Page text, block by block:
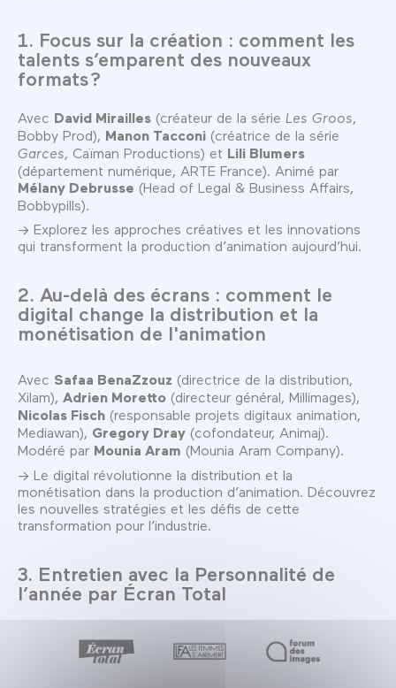
1. Focus sur la création : comment les
talents s’emparent des nouveaux
formats ?
Avec David Mirailles (créateur de la série Les Groos,
Bobby Prod), Manon Tacconi (créatrice de la série
Garces, Caïman Productions) et Lili Blumers
(département numérique, ARTE France). Animé par
Mélany Debrusse (Head of Legal & Business Affairs,
Bobbypills).
→ Explorez les approches créatives et les innovations
qui transforment la production d’animation aujourd’hui.
2. Au-delà des écrans : comment le
digital change la distribution et la
monétisation de l'animation
Avec Safaa BenaZzouz (directrice de la distribution,
Xilam), Adrien Moretto (directeur général, Millimages),
Nicolas Fisch (responsable projets digitaux animation,
Mediawan), Gregory Dray (cofondateur, Animaj).
Modéré par Mounia Aram (Mounia Aram Company).
→ Le digital révolutionne la distribution et la
monétisation dans la production d’animation. Découvrez
les nouvelles stratégies et les défis de cette
transformation pour l’industrie.
3. Entretien avec la Personnalité de
l’année par Écran Total